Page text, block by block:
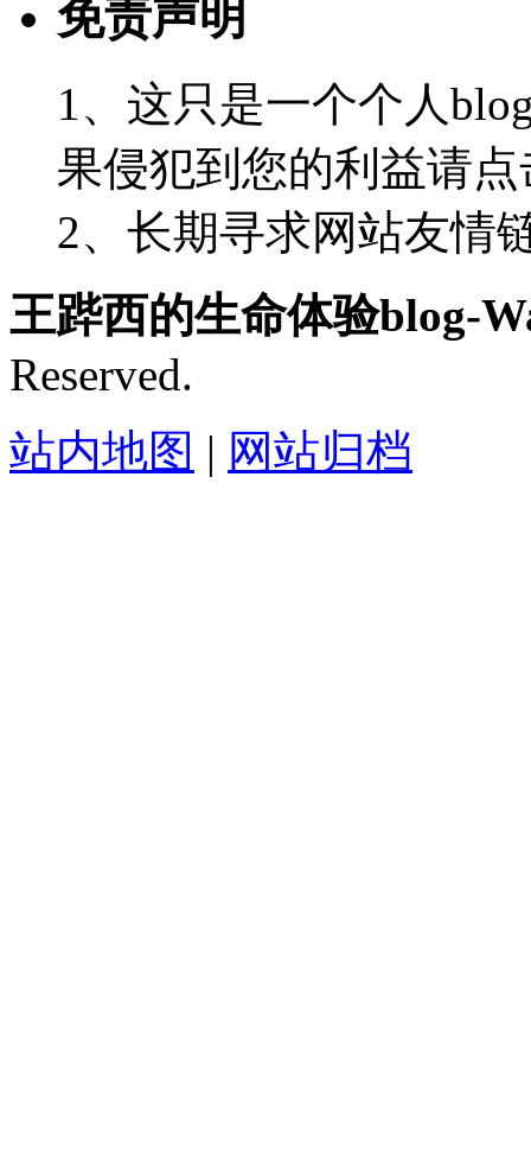
免责声明
1、这只是一个个人
果侵犯到您的利益请
2、长期寻求网站友情
王跸西的生命体验blog-
Reserved.
站内地图 | 网站归档